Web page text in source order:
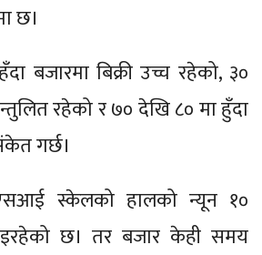
छ।
बजारमा बिक्री उच्च रहेको, ३०
रहेको र ७० देखि ८० मा हुँदा
गर्छ।
स्केलको हालको न्यून १०
छ। तर बजार केही समय